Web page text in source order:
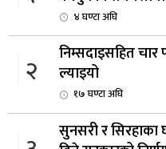
४ घण्टा अघि
२
निम्सदाइसहित चार
ल्याइयो
१७ घण्टा अघि
सुनसरी र सिरहाका